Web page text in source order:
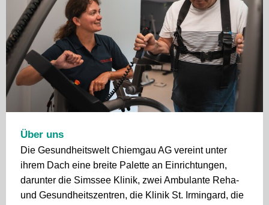
Über uns
Die Gesundheitswelt Chiemgau AG vereint unter
ihrem Dach eine breite Palette an Einrichtungen,
darunter die Simssee Klinik, zwei Ambulante Reha-
und Gesundheitszentren, die Klinik St. Irmingard, die